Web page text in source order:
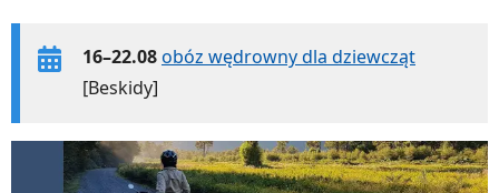
16–22.08obóz wędrowny dla dziewcząt
[Beskidy]